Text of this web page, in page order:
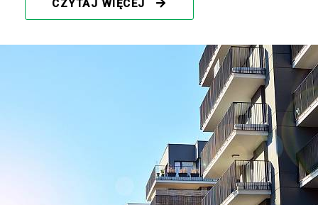
CZYTAJ WIĘCEJ